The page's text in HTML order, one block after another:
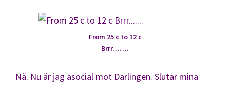
From 25 c to 12 c
Brrr…….
Nä. Nu är jag asocial mot Darlingen. Slutar mina